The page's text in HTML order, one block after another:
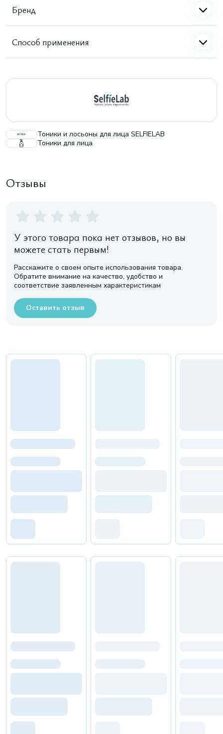
Бренд
Способ применения
Тоники и лосьоны для лица SELFIELAB
Тоники для лица
Отзывы
У этого товара пока нет отзывов, но вы
можете стать первым!
Расскажите о своем опыте использования товара.
Обратите внимание на качество, удобство и
соответствие заявленным характеристикам
Оставить отзыв